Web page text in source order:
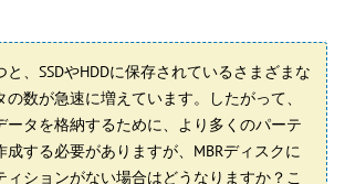
と、SSDやHDDに保存されているさまざまな
の数が急速に増えています。したがって、
ータを格納するために、より多くのパーテ
成する必要がありますが、MBRディスクに
ィションがない場合はどうなりますか？こ